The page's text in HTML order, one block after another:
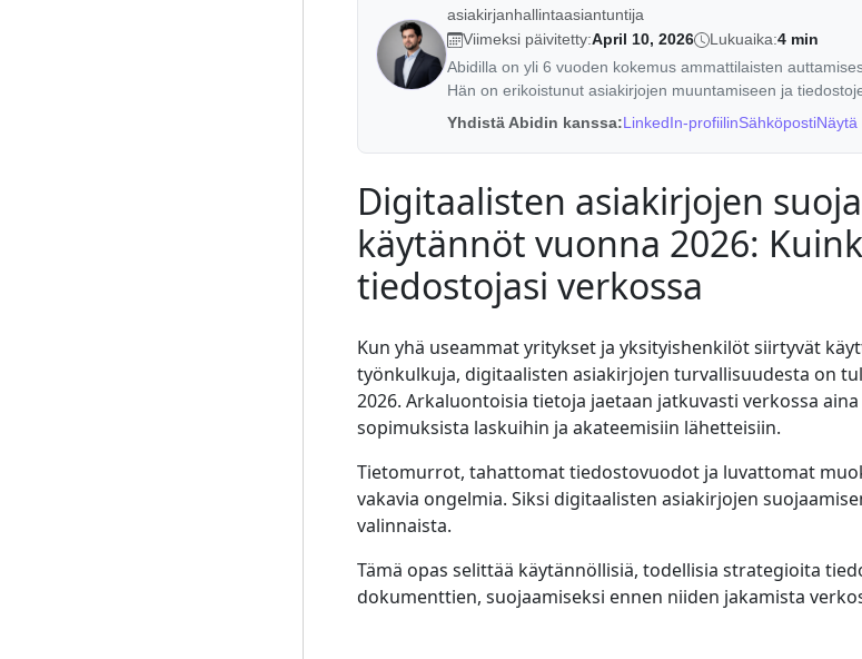
asiakirjanhallintaasiantuntija
Viimeksi päivitetty:April 10, 2026 Lukuaika:4 min
Abidilla on yli 6 vuoden kokemus ammattilaisten
Hän on erikoistunut asiakirjojen muuntamiseen ja
Yhdistä Abidin kanssa:LinkedIn-profiilinSähköpostiNäytä
Digitaalisten asiakirjojen
käytännöt vuonna 2026:
tiedostojasi verkossa
Kun yhä useammat yritykset ja yksityishenkilöt siirtyvät
työnkulkuja, digitaalisten asiakirjojen turvallisuudesta on
2026. Arkaluontoisia tietoja jaetaan jatkuvasti verkossa
sopimuksista laskuihin ja akateemisiin lähetteisiin.
Tietomurrot, tahattomat tiedostovuodot ja luvattomat
vakavia ongelmia. Siksi digitaalisten asiakirjojen
valinnaista.
Tämä opas selittää käytännöllisiä, todellisia strategioita
dokumenttien, suojaamiseksi ennen niiden jakamista